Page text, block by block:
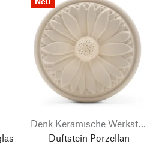
Denk Keramische Werkstätten
Duftstein Porzellan